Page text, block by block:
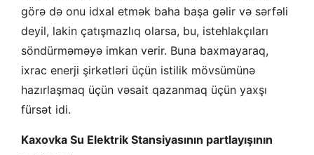
görə də onu idxal etmək baha başa gəlir və sərfəli
deyil, lakin çatışmazlıq olarsa, bu, istehlakçıları
söndürməməyə imkan verir. Buna baxmayaraq,
ixrac enerji şirkətləri üçün istilik mövsümünə
hazırlaşmaq üçün vəsait qazanmaq üçün yaxşı
fürsət idi.
Kaxovka Su Elektrik Stansiyasının partlayışının